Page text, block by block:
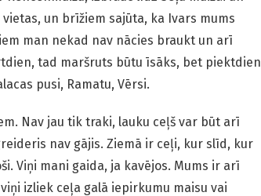
un brīžiem sajūta, ka Ivars mums
man nekad nav nācies braukt un arī
tad maršruts būtu īsāks, bet piektdien
pusi, Ramatu, Vērsi.
Nav jau tik traki, lauku ceļš var būt arī
nav gājis. Ziemā ir ceļi, kur slīd, kur
Viņi mani gaida, ja kavējos. Mums ir arī
izliek ceļa galā iepirkumu maisu vai